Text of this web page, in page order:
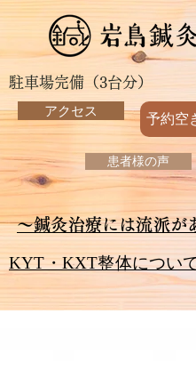
駐車場完備（3台分）
アクセス
予約空
患者様の声
～鍼灸治療には流派が
KYT・KXT整体につい